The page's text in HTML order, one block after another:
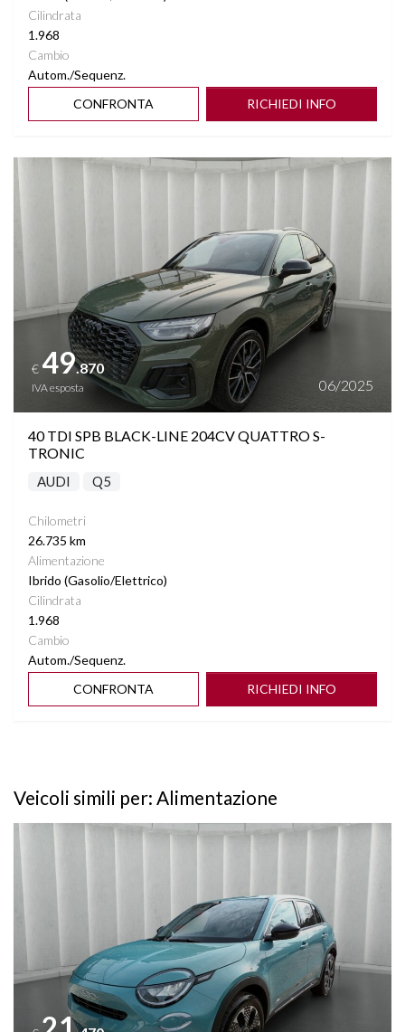
Cilindrata
1.968
Cambio
Autom./Sequenz.
CONFRONTA
RICHIEDI INFO
Vedi dettagli
€49.870
IVA esposta 06/2025
40 TDI SPB BLACK-LINE 204CV QUATTRO S-
TRONIC
AUDI Q5
Chilometri
26.735 km
Alimentazione
Ibrido (Gasolio/Elettrico)
Cilindrata
1.968
Cambio
Autom./Sequenz.
CONFRONTA
RICHIEDI INFO
Veicoli simili per: Alimentazione
Vedi dettagli